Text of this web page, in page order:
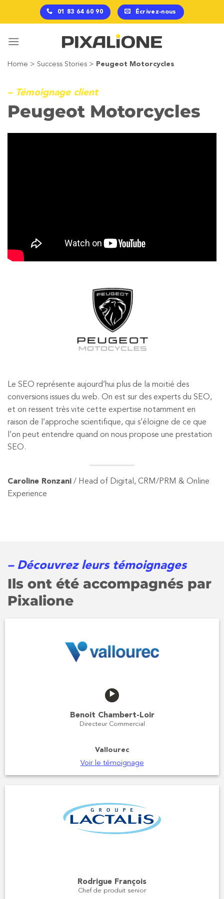
01 83 64 60 90 Écrivez-nous
Home > Success Stories > Peugeot Motorcycles
– Témoignage client
Peugeot Motorcycles
Le SEO représente aujourd’hui plus de la moitié des
conversions issues du web. On est sur des experts du SEO,
et on ressent très vite cette expertise notamment en
raison de l’approche scientifique, qui s’éloigne de ce que
l’on peut entendre quand on nous propose une prestation
SEO.
Caroline Ronzani / Head of Digital, CRM/PRM & Online
Experience
– Découvrez leurs témoignages
Ils ont été accompagnés par
Pixalione
Benoit Chambert-Loir
Directeur Commercial
Vallourec
Voir le témoignage
Rodrigue François
Chef de produit senior